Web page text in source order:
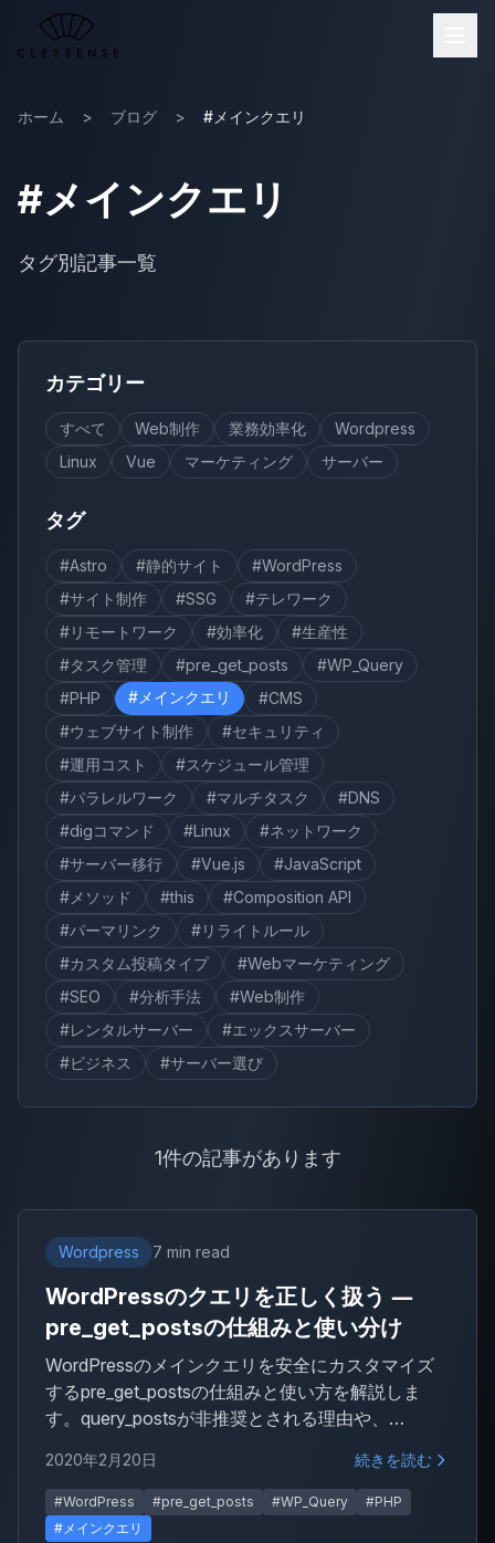
メインコンテンツへスキップ
ホーム > ブログ > #メインクエリ
#メインクエリ
タグ別記事一覧
カテゴリー
すべて Web制作 業務効率化
Wordpress
Linux
Vue マーケティング サーバー
タグ
#Astro #静的サイト
#WordPress
#サイト制作
#SSG
#テレワーク
#リモートワーク
#効率化
#生産性
#タスク管理
#pre_get_posts
#WP_Query
#PHP
#メインクエリ
#CMS
#ウェブサイト制作
#セキュリティ
#運用コスト
#スケジュール管理
#パラレルワーク
#マルチタスク
#DNS
#digコマンド
#Linux
#ネットワーク
#サーバー移行
#Vue.js
#JavaScript
#メソッド
#this
#Composition API
#パーマリンク
#リライトルール
#カスタム投稿タイプ
#Webマーケティング
#SEO
#分析手法
#Web制作
#レンタルサーバー
#エックスサーバー
#ビジネス
#サーバー選び
1件の記事があります
Wordpress 7 min read
WordPressのクエリを正しく扱う ―
pre_get_postsの仕組みと使い分け
WordPressのメインクエリを安全にカスタマイズ
するpre_get_postsの仕組みと使い方を解説しま
す。query_postsが非推奨とされる理由や、
さえておきたいクエリの基本を整理します。
2020年2月20日 続きを読む
#WordPress #pre_get_posts #WP_Query
#PHP
#メインクエリ